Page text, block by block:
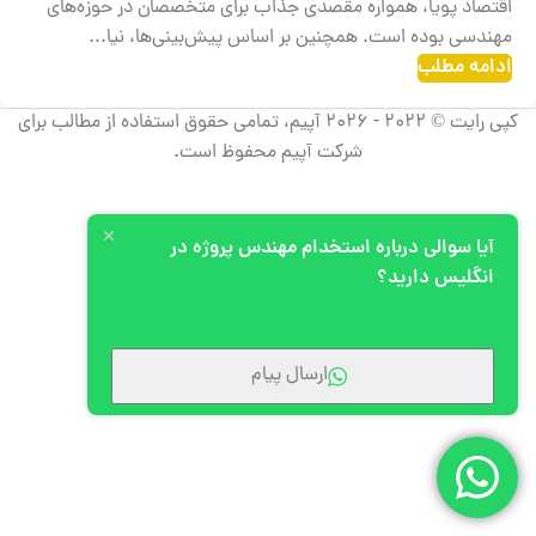
اقتصاد پویا، همواره مقصدی جذاب برای متخصصان در حوزه‌های
مهندسی بوده است. همچنین بر اساس پیش‌بینی‌ها، نیا...
ادامه مطلب
کپی رایت © 2022 - 2026 آپیم، تمامی حقوق استفاده از مطالب برای
شرکت آپیم محفوظ است.
آیا سوالی درباره استخدام مهندس پروژه در
انگلیس دارید؟
ارسال پیام